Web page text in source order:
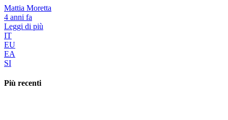
Mattia Moretta
4 anni fa
Leggi di più
IT
EU
EA
SI
Più recenti